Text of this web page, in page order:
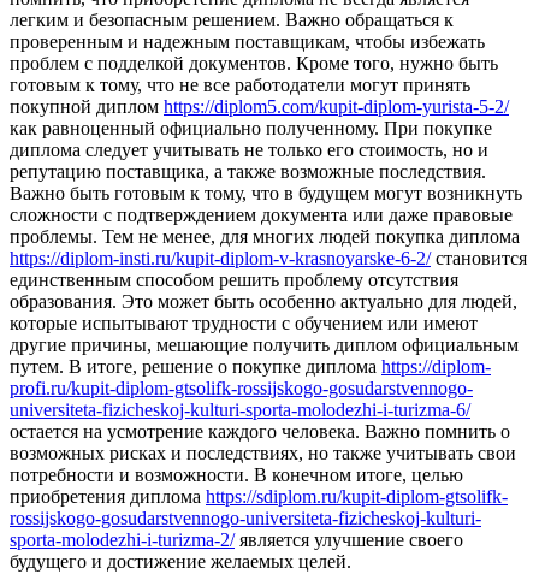
легким и безопасным решением. Важно обращаться к
проверенным и надежным поставщикам, чтобы избежать
проблем с подделкой документов. Кроме того, нужно быть
готовым к тому, что не все работодатели могут принять
покупной диплом https://diplom5.com/kupit-diplom-yurista-5-2/
как равноценный официально полученному. При покупке
диплома следует учитывать не только его стоимость, но и
репутацию поставщика, а также возможные последствия.
Важно быть готовым к тому, что в будущем могут возникнуть
сложности с подтверждением документа или даже правовые
проблемы. Тем не менее, для многих людей покупка диплома
https://diplom-insti.ru/kupit-diplom-v-krasnoyarske-6-2/становится
единственным способом решить проблему отсутствия
образования. Это может быть особенно актуально для людей,
которые испытывают трудности с обучением или имеют
другие причины, мешающие получить диплом официальным
путем. В итоге, решение о покупке диплома https://diplom-
profi.ru/kupit-diplom-gtsolifk-rossijskogo-gosudarstvennogo-
universiteta-fizicheskoj-kulturi-sporta-molodezhi-i-turizma-6/
остается на усмотрение каждого человека. Важно помнить о
возможных рисках и последствиях, но также учитывать свои
потребности и возможности. В конечном итоге, целью
приобретения диплома https://sdiplom.ru/kupit-diplom-gtsolifk-
rossijskogo-gosudarstvennogo-universiteta-fizicheskoj-kulturi-
sporta-molodezhi-i-turizma-2/является улучшение своего
будущего и достижение желаемых целей.